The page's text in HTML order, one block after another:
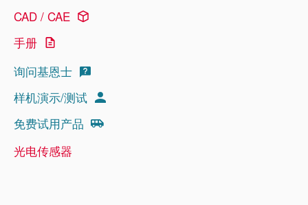
CAD / CAE
手册
询问基恩士
样机演示/测试
免费试用产品
光电传感器